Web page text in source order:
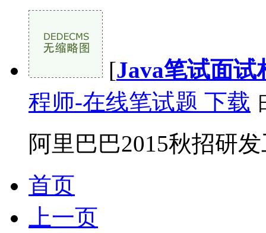
[Java笔试面试
程师-在线笔试题 下载
阿里巴巴2015秋招研
首页
上一页